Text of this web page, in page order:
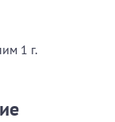
1 г.